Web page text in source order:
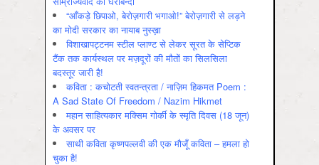
“आँकड़े छिपाओ, बेरोज़गारी भगाओ!” बेरोज़गारी से लड़ने
का मोदी सरकार का नायाब नुस्ख़ा
विशाखापट्टनम स्टील प्लाण्ट से लेकर सूरत के सेप्टिक
टैंक तक कार्यस्थल पर मज़दूरों की मौतों का सिलसिला
बदस्तूर जारी है!
कविता : कचोटती स्वतन्त्रता / नाज़िम हिकमत Poem :
A Sad State Of Freedom / Nazim Hikmet
महान साहित्यकार मक्सिम गोर्की के स्मृति दिवस (18 जून)
के अवसर पर
साथी कविता कृष्णपल्लवी की एक मौजूँ कविता – हमला हो
चुका है!